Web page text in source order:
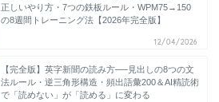
正しいやり方・7つの鉄板ルール・WPM75→150
の8週間トレーニング法【2026年完全版】
12/04/2026
【完全版】英字新聞の読み方──見出しの8つの文
法ルール・逆三角形構造・頻出語彙200＆AI精読術
で「読めない」が「読める」に変わる